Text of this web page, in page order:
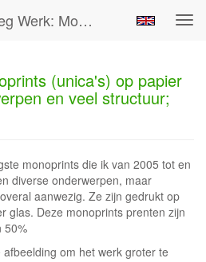
Hilly Van Eerten - Vroeg Werk: Mononoprints (unica's) Op Papier Met Diverse Onderwerpen En Veel Structuur; Tekoop
(unica's) op papier
en veel structuur;
monoprints die ik van 2005 tot en
diverse onderwerpen, maar
aanwezig. Ze zijn gedrukt op
glas. Deze monoprints prenten zijn
50%
afbeelding om het werk groter te